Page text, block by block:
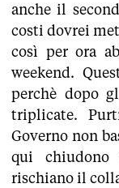
anche il
costi dovrei
così per ora
weekend.
perchè dopo
triplicate.
Governo non
qui
rischiano il